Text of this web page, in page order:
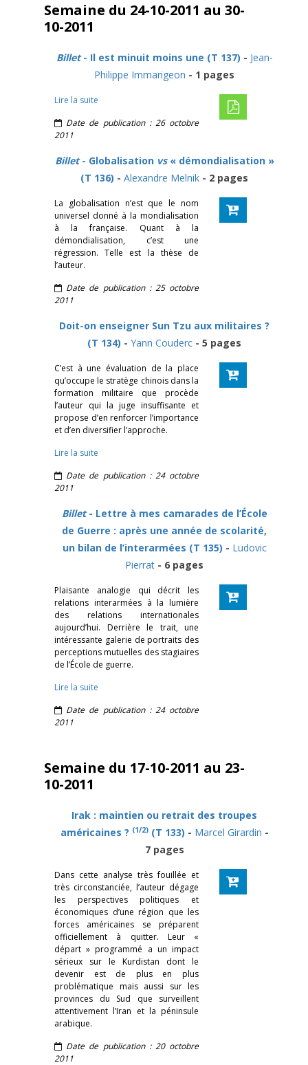
Semaine du 24-10-2011 au 30-
10-2011
Billet- Il est minuit moins une (T 137) - Jean-
Philippe Immarigeon - 1 pages
Lire la suite
Date de publication : 26 octobre
2011
Billet- Globalisation vs« démondialisation »
(T 136) - Alexandre Melnik - 2 pages
La globalisation n’est que le nom
universel donné à la mondialisation
à la française. Quant à la
démondialisation, c’est une
régression. Telle est la thèse de
l’auteur.
Date de publication : 25 octobre
2011
Doit-on enseigner Sun Tzu aux militaires ?
(T 134) - Yann Couderc - 5 pages
C’est à une évaluation de la place
qu’occupe le stratège chinois dans la
formation militaire que procède
l’auteur qui la juge insuffisante et
propose d’en renforcer l’importance
et d’en diversifier l’approche.
Lire la suite
Date de publication : 24 octobre
2011
Billet- Lettre à mes camarades de l’École
de Guerre : après une année de scolarité,
un bilan de l’interarmées (T 135) - Ludovic
Pierrat - 6 pages
Plaisante analogie qui décrit les
relations interarmées à la lumière
des relations internationales
aujourd’hui. Derrière le trait, une
intéressante galerie de portraits des
perceptions mutuelles des stagiaires
de l’École de guerre.
Lire la suite
Date de publication : 24 octobre
2011
Semaine du 17-10-2011 au 23-
10-2011
Irak : maintien ou retrait des troupes
américaines ? (1/2)(T 133) - Marcel Girardin -
7 pages
Dans cette analyse très fouillée et
très circonstanciée, l’auteur dégage
les perspectives politiques et
économiques d’une région que les
forces américaines se préparent
officiellement à quitter. Leur «
départ » programmé a un impact
sérieux sur le Kurdistan dont le
devenir est de plus en plus
problématique mais aussi sur les
provinces du Sud que surveillent
attentivement l’Iran et la péninsule
arabique.
Date de publication : 20 octobre
2011